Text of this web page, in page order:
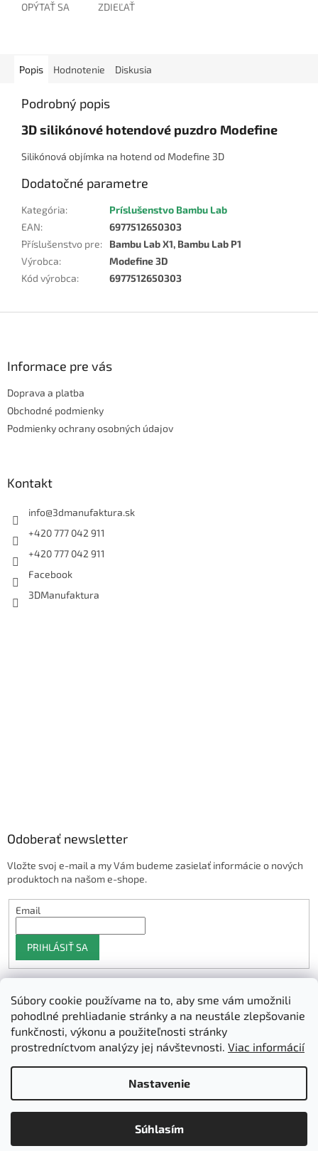
Súbory cookie používame na to, aby sme vám umožnili
pohodlné prehliadanie stránky a na neustále zlepšovanie
funkčnosti, výkonu a použiteľnosti stránky
prostredníctvom analýzy jej návštevnosti. Viac informácií
Nastavenie
Súhlasím
OPÝTAŤ SA ZDIEĽAŤ
Popis Hodnotenie Diskusia
Podrobný popis
3D silikónové hotendové puzdro Modefine
Silikónová objímka na hotend od Modefine 3D
Dodatočné parametre
Kategória:
Príslušenstvo Bambu Lab
EAN:
6977512650303
Příslušenstvo pre:
Bambu Lab X1, Bambu Lab P1
Výrobca:
Modefine 3D
Kód výrobca: 6977512650303
Informace pre vás
Doprava a platba
Obchodné podmienky
Podmienky ochrany osobných údajov
Kontakt
info@3dmanufaktura.sk
+420 777 042 911
+420 777 042 911
Facebook
3DManufaktura
Odoberať newsletter
Vložte svoj e-mail a my Vám budeme zasielať informácie o nových
produktoch na našom e-shope.
Email
PRIHLÁSIŤ SA
Shoptet.sk
Upraviť nastavenie cookies